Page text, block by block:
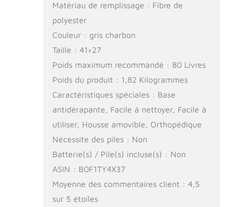
Matériau de remplissage : Fibre de
polyester
Couleur : gris charbon
Taille : 41×27
Poids maximum recommandé : 80 Livres
Poids du produit : 1,82 Kilogrammes
Caractéristiques spéciales : Base
antidérapante, Facile à nettoyer, Facile à
utiliser, Housse amovible, Orthopédique
Nécessite des piles : Non
Batterie(s) / Pile(s) incluse(s) : Non
ASIN : B0F1TY4X37
Moyenne des commentaires client : 4,5
sur 5 étoiles